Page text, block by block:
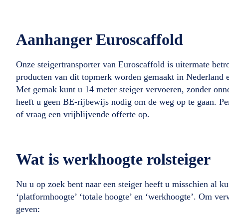
Aanhanger Euroscaffold
Onze steigertransporter van Euroscaffold is uitermate
producten van dit topmerk worden gemaakt in Nederland
Met gemak kunt u 14 meter steiger vervoeren, zonder
heeft u geen BE-rijbewijs nodig om de weg op te gaan.
of vraag een vrijblijvende offerte op.
Wat is werkhoogte rolsteiger
Nu u op zoek bent naar een steiger heeft u misschien al
‘platformhoogte’ ‘totale hoogte’ en ‘werkhoogte’. Om
geven: